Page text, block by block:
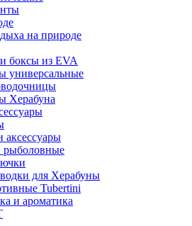
на природе
боксы из EVA
универсальные
Херабуна
аксессуары
рыболовные
для Херабуны
Tubertini
и ароматика